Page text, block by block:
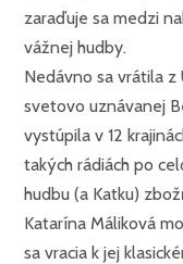
zaraďuje sa medzi
vážnej hudby.
Nedávno sa vrátila
svetovo uznávanej
vystúpila v 12
takých rádiách po
hudbu (a Katku)
Katarína Máliková
sa vracia k jej